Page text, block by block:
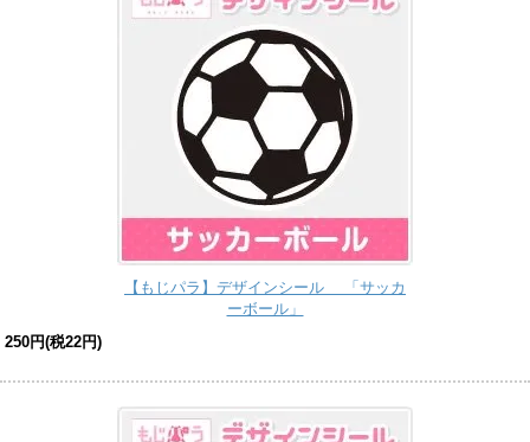
【もじパラ】デザインシール 「サッカ
ーボール」
250円(税22円)